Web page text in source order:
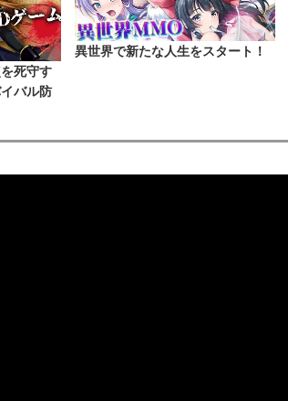
死守す
バル防
異世界で新たな人生をスタート！